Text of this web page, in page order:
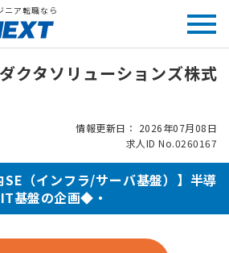
ニア転職なら
クタソリューションズ株式
情報更新日： 2026年07月08日
求人ID No.0260167
（インフラ/サーバ基盤）】半導
基盤の企画◆・